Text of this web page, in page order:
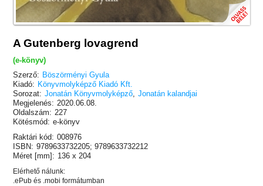
A Gutenberg lovagrend
(e-könyv)
Szerző: Böszörményi Gyula
Kiadó: Könyvmolyképző Kiadó Kft.
Sorozat: Jonatán Könyvmolyképző, Jonatán kalandjai
Megjelenés: 2020.06.08.
Oldalszám: 227
Kötésmód: e-könyv
Raktári kód: 008976
ISBN: 9789633732205; 9789633732212
Méret [mm]: 136 x 204
Elérhető nálunk:
.ePub és .mobi formátumban